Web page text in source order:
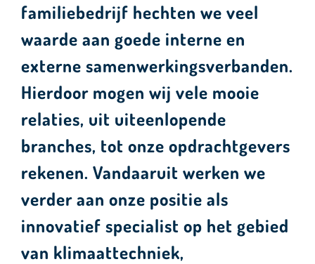
familiebedrijf hechten we veel
waarde aan goede interne en
externe samenwerkingsverbanden.
Hierdoor mogen wij vele mooie
relaties, uit uiteenlopende
branches, tot onze opdrachtgevers
rekenen. Vandaaruit werken we
verder aan onze positie als
innovatief specialist op het gebied
van klimaattechniek,